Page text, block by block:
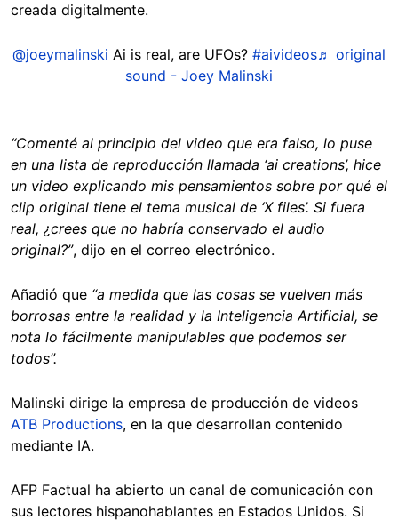
creada digitalmente.
@joeymalinski Ai is real, are UFOs? #aivideos♬ original
sound - Joey Malinski
“Comenté al principio del video que era falso, lo puse
en una lista de reproducción llamada ‘ai creations’, hice
un video explicando mis pensamientos sobre por qué el
clip original tiene el tema musical de ‘X files’. Si fuera
real, ¿crees que no habría conservado el audio
original?”, dijo en el correo electrónico.
Añadió que “a medida que las cosas se vuelven más
borrosas entre la realidad y la Inteligencia Artificial, se
nota lo fácilmente manipulables que podemos ser
todos”.
Malinski dirige la empresa de producción de videos
ATB Productions, en la que desarrollan contenido
mediante IA.
AFP Factual ha abierto un canal de comunicación con
sus lectores hispanohablantes en Estados Unidos. Si